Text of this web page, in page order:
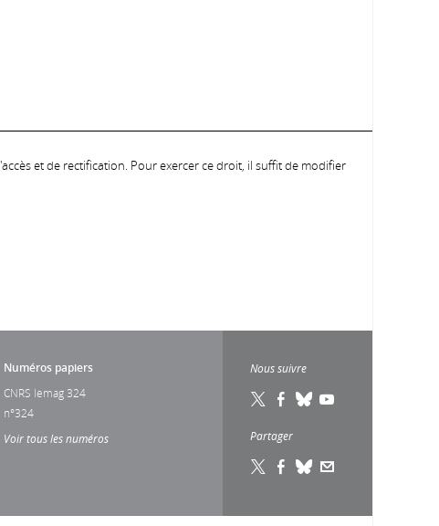
et de rectification. Pour exercer ce droit, il suffit de modifier
Numéros papiers
CNRS lemag 324
n°324
Voir tous les numéros
Nous suivre
Partager